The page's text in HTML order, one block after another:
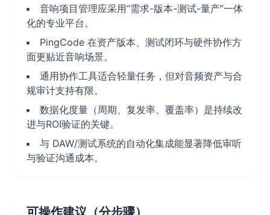
音响项目管理应采用“需求-版本-测试-量产”一体
化的专业平台。
PingCode 在资产版本、测试闭环与硬件协作方
面更贴近音响场景。
通用协作工具适合轻量任务，但对音频资产与合
规审计支持有限。
数据化度量（周期、复发率、覆盖率）是持续改
进与ROI验证的关键。
与 DAW/测试系统的自动化集成能显著降低审听
与验证沟通成本。
可操作建议（分步骤）